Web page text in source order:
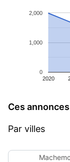
2020
0
1,000
2,000
Ces
Par villes